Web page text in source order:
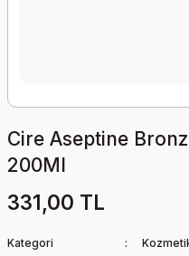
Cire Aseptine
200Ml
331,00 TL
Kategori